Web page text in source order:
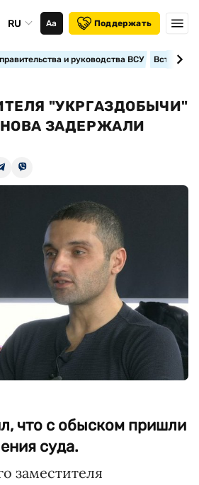
RU Аа Поддержать
и руководства ВСУ
"УКРГАЗДОБЫЧИ"
ЗАДЕРЖАЛИ
что с обыском пришли
суда.
заместителя